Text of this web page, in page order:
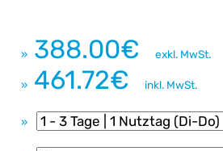
» 388.00€ exkl. MwSt.
» 461.72€ inkl. MwSt.
»